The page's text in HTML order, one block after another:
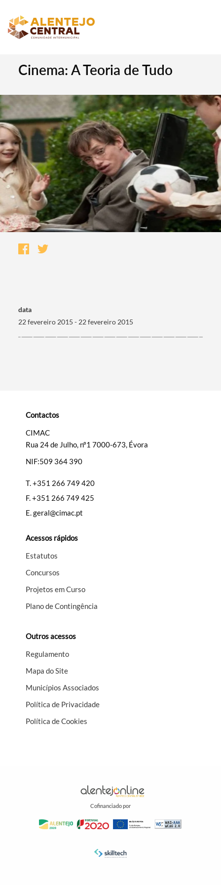
Filtros
Cinema: A Teoria de Tudo
data
22 fevereiro 2015 - 22 fevereiro 2015
Contactos
CIMAC
Rua 24 de Julho, nº1 7000-673, Évora
NIF:509 364 390
T.+351 266 749 420
F.+351 266 749 425
E.geral@cimac.pt
Acessos rápidos
Estatutos
Concursos
Projetos em Curso
Plano de Contingência
Outros acessos
Regulamento
Mapa do Site
Municípios Associados
Política de Privacidade
Política de Cookies
Cofinanciado por